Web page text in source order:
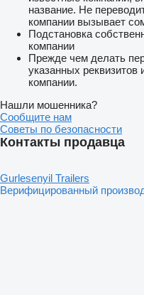
название. Не
компании вызывает
Подстановка
компании
Прежде чем делать
указанных реквизитов
компании.
Нашли мошенника?
Сообщите нам
Советы по безопасности
Контакты продавца
Gurlesenyil Trailers
Верифицированный